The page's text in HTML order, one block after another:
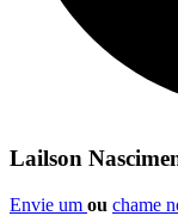
Lailson
Envie um ou chame